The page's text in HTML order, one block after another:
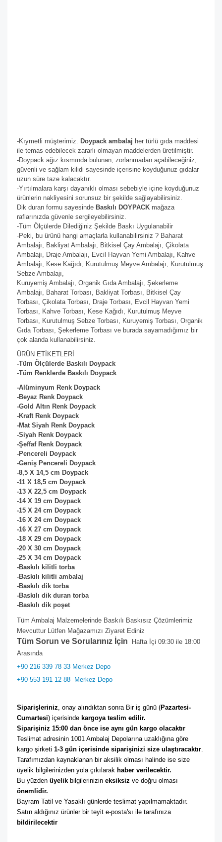
-Kıymetli müşterimiz. Doypack ambalaj her türlü gıda maddesi
ile temas edebilecek zararlı olmayan maddelerden üretilmiştir.
-Doypack ağız kısmında bulunan, zorlanmadan açabileceğiniz,
güvenli ve sağlam kilidi sayesinde içerisine koyduğunuz gıdalar
uzun süre taze kalacaktır.
-Yırtılmalara karşı dayanıklı olması sebebiyle içine koyduğunuz
ürünlerin nakliyesini sorunsuz bir şekilde sağlayabilirsiniz.
Dik duran formu sayesinde Baskılı DOYPACK mağaza
raflarınızda güvenle sergileyebilirsiniz.
-Tüm Ölçülerde Dilediğiniz Şekilde Baskı Uygulanabilir
-Peki, bu ürünü hangi amaçlarla kullanabilirsiniz ? Baharat
Ambalajı, Bakliyat Ambalajı, Bitkisel Çay Ambalajı, Çikolata
Ambalajı, Draje Ambalajı, Evcil Hayvan Yemi Ambalajı, Kahve
Ambalajı, Kese Kağıdı, Kurutulmuş Meyve Ambalajı, Kurutulmuş
Sebze Ambalajı,
Kuruyemiş Ambalajı, Organik Gıda Ambalajı, Şekerleme
Ambalajı, Baharat Torbası, Bakliyat Torbası, Bitkisel Çay
Torbası, Çikolata Torbası, Draje Torbası, Evcil Hayvan Yemi
Torbası, Kahve Torbası, Kese Kağıdı, Kurutulmuş Meyve
Torbası, Kurutulmuş Sebze Torbası, Kuruyemiş Torbası, Organik
Gıda Torbası, Şekerleme Torbası ve burada sayamadığımız bir
çok alanda kullanabilirsiniz.
ÜRÜN ETİKETLERİ
-Tüm Ölçülerde Baskılı Doypack
-Tüm Renklerde Baskılı Doypack
-Alüminyum Renk Doypack
-Beyaz Renk Doypack
-Gold Altın Renk Doypack
-Kraft Renk Doypack
-Mat Siyah Renk Doypack
-Siyah Renk Doypack
-Şeffaf Renk Doypack
-Pencereli Doypack
-Geniş Pencereli Doypack
-8,5 X 14,5 cm Doypack
-11 X 18,5 cm Doypack
-13 X 22,5 cm Doypack
-14 X 19 cm Doypack
-15 X 24 cm Doypack
-16 X 24 cm Doypack
-16 X 27 cm Doypack
-18 X 29 cm Doypack
-20 X 30 cm Doypack
-25 X 34 cm Doypack
-Baskılı kilitli torba
-Baskılı kilitli ambalaj
-Baskılı dik torba
-Baskılı dik duran torba
-Baskılı dik poşet
Tüm Ambalaj Malzemelerinde Baskılı Baskısız Çözümlerimiz
Mevcuttur Lütfen Mağazamızı Ziyaret Ediniz
Tüm Sorun ve Sorularınız İçin Hafta İçi 09:30 ile 18:00
Arasında
+90 216 339 78 33 Merkez Depo
+90 553 191 12 88 Merkez Depo
Siparişleriniz, onay alındıktan sonra Bir iş günü (Pazartesi-
Cumartesi) içerisinde kargoya teslim edilir.
Siparişiniz 15:00 dan önce ise aynı gün kargo olacaktır
Teslimat adresinin 1001 Ambalaj Depolarına uzaklığına göre
kargo şirketi 1-3 gün içerisinde siparişinizi size ulaştıracaktır.
Tarafımızdan kaynaklanan bir aksilik olması halinde ise size
üyelik bilgilerinizden yola çıkılarak haber verilecektir.
Bu yüzden üyelik bilgilerinizin eksiksiz
önemlidir.
Bayram Tatil ve Yasaklı günlerde teslimat yapılmamaktadır.
Satın aldığınız ürünler bir teyit e-posta'sı ile tarafınıza
bildirilecektir